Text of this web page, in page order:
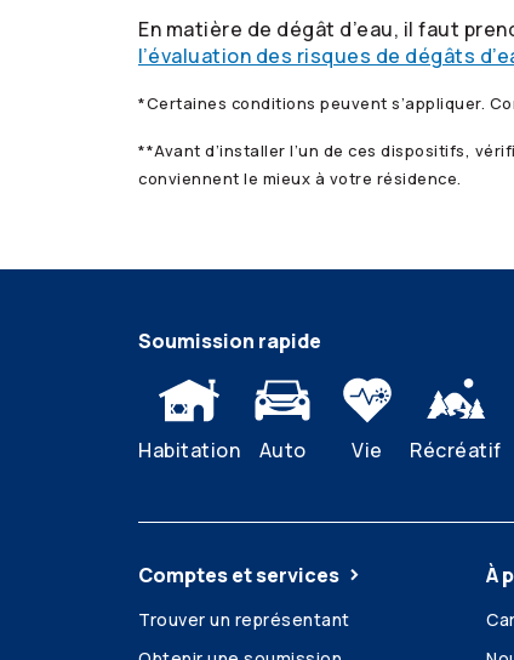
En matière de dégât d’eau, il faut
l’évaluation des risques de dégâts
*Certaines conditions peuvent s’appliquer.
**Avant d’installer l’un de ces dispositifs,
conviennent le mieux à votre résidence.
Soumission rapide
Habitation Auto Vie Récréatif
Comptes et services
Trouver un représentant
À